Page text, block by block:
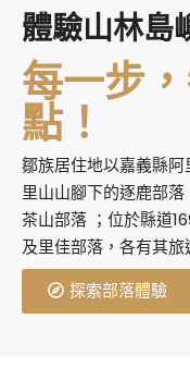
體驗山林島
每一步
點！
鄒族居住地以嘉義縣
里山山腳下的逐鹿部
茶山部落 ；位於縣道
及里佳部落，各有其旅
探索部落體驗